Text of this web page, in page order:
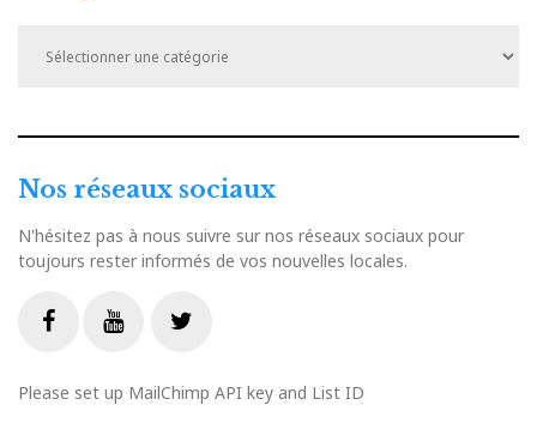
Nos réseaux sociaux
N'hésitez pas à nous suivre sur nos réseaux sociaux pour
toujours rester informés de vos nouvelles locales.
Please set up MailChimp API key and List ID